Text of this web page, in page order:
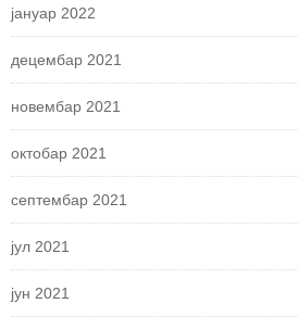
јануар 2022
децембар 2021
новембар 2021
октобар 2021
септембар 2021
јул 2021
јун 2021